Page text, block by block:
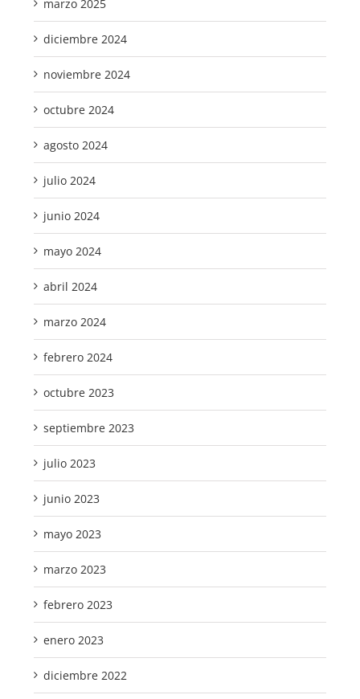
marzo 2025
diciembre 2024
noviembre 2024
octubre 2024
agosto 2024
julio 2024
junio 2024
mayo 2024
abril 2024
marzo 2024
febrero 2024
octubre 2023
septiembre 2023
julio 2023
junio 2023
mayo 2023
marzo 2023
febrero 2023
enero 2023
diciembre 2022